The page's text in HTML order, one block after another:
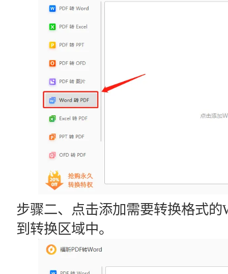
步骤二、点击添加需要转换格式
到转换区域中。